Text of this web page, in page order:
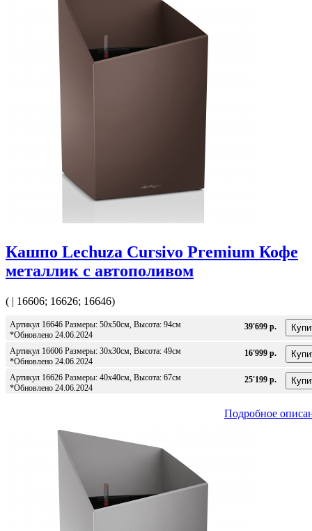
Кашпо Lechuza Cursivo Premium Кофе
металлик с автополивом
( | 16606; 16626; 16646)
Артикул 16646 Размеры: 50x50см, Высота: 94см
*Обновлено 24.06.2024
39'699 р.
Артикул 16606 Размеры: 30x30см, Высота: 49см
*Обновлено 24.06.2024
16'999 р.
Артикул 16626 Размеры: 40x40см, Высота: 67см
*Обновлено 24.06.2024
25'199 р.
Подробное